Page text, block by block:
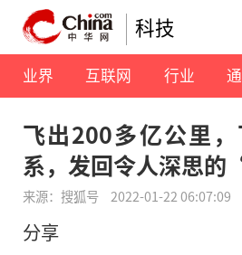
科技
业界 互联网 行业
飞出200多亿公里
系，发回令人深思的
来源：搜狐号 2022-01-22 06:07:09
分享